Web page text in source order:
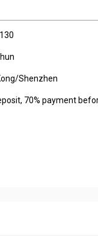
Shenzhen
70% payment